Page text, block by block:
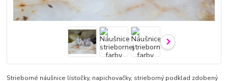
Strieborné náušnice lístočky, napichovačky, strieborný podklad zdobený